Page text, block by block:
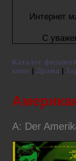
Интернет
С
Каталог
кино
Драма
A: Der